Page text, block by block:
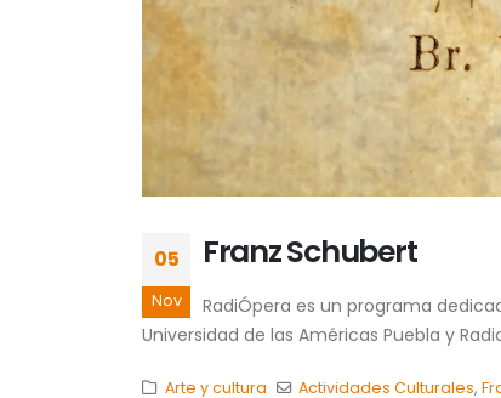
05
Nov
Franz Schubert
RadiÓpera es un programa
Universidad de las Américas Puebla y
Arte y cultura Actividades Culturales,